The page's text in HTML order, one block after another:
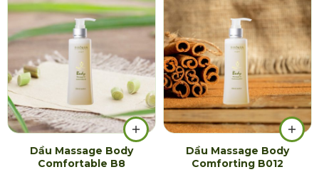
Dầu Massage Body
Comfortable B8
Dầu Massage Body
Comforting B012